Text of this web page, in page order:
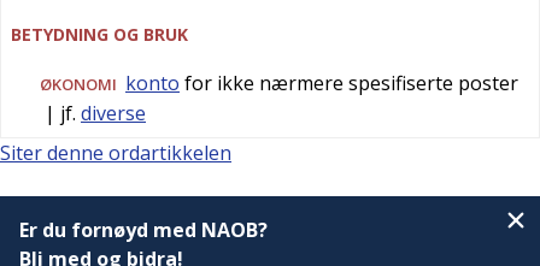
BETYDNING OG BRUK
ØKONOMI konto for ikke nærmere spesifiserte poster
| jf. diverse
Siter denne ordartikkelen
Er du fornøyd med NAOB?
Bli med og bidra!